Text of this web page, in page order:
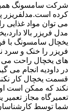
شرکت سامسونگ
کرده است.مدلفریزر
می توان مواد
مدل فریزر بالا
یخچال سامسونگ با
فریزر را خنک و سرد
های یخچال راحت می
در داودیه انجام می
قسمت یخچال کار
نکند که ممکن است
تعمیرگاه مجاز
شما توسط